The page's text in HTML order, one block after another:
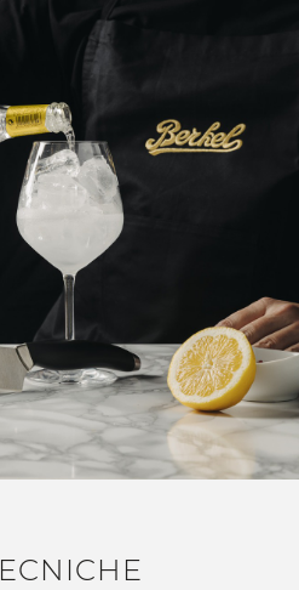
di sfere d’acciaio
posteriore